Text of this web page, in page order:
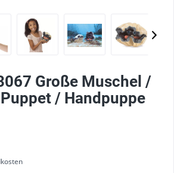
Große Muschel /
/ Handpuppe